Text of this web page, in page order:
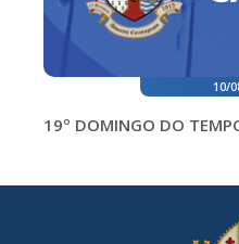
10/
19º DOMINGO DO